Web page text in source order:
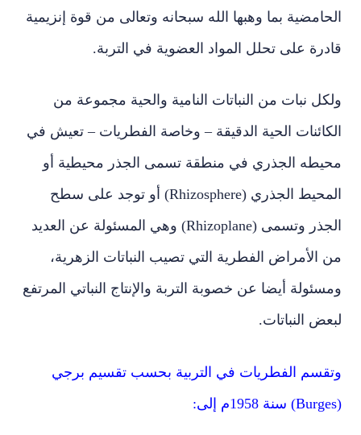
الحامضية بما وهبها الله سبحانه وتعالى من قوة إنزيمية
قادرة على تحلل المواد العضوية في التربة.
ولكل نبات من النباتات النامية والحية مجموعة من
الكائنات الحية الدقيقة – وخاصة الفطريات – تعيش في
محيطه الجذري في منطقة تسمى الجذر محيطية أو
المحيط الجذري (Rhizosphere) أو توجد على سطح
الجذر وتسمى (Rhizoplane) وهي المسئولة عن العديد
من الأمراض الفطرية التي تصيب النباتات الزهرية،
ومسئولة أيضا عن خصوبة التربة والإنتاج النباتي المرتفع
لبعض النباتات.
وتقسم الفطريات في التربية بحسب تقسيم برجي
(Burges) سنة 1958م إلى: